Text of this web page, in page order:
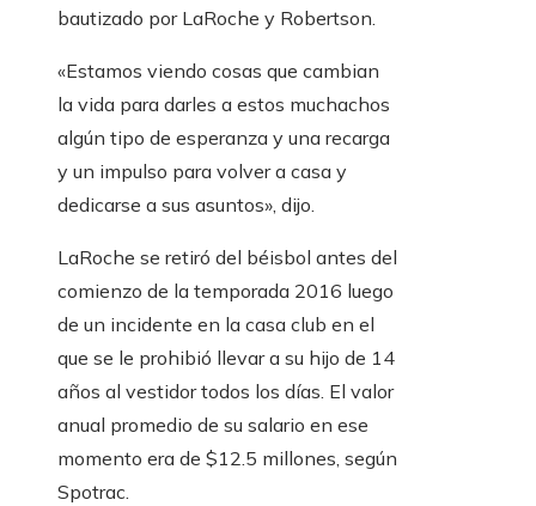
bautizado por LaRoche y Robertson.
«Estamos viendo cosas que cambian
la vida para darles a estos muchachos
algún tipo de esperanza y una recarga
y un impulso para volver a casa y
dedicarse a sus asuntos», dijo.
LaRoche se retiró del béisbol antes del
comienzo de la temporada 2016 luego
de un incidente en la casa club en el
que se le prohibió llevar a su hijo de 14
años al vestidor todos los días. El valor
anual promedio de su salario en ese
momento era de $12.5 millones, según
Spotrac.